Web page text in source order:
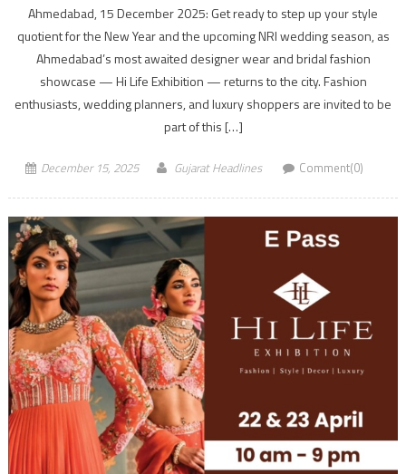
Ahmedabad, 15 December 2025: Get ready to step up your style
quotient for the New Year and the upcoming NRI wedding season, as
Ahmedabad’s most awaited designer wear and bridal fashion
showcase — Hi Life Exhibition — returns to the city. Fashion
enthusiasts, wedding planners, and luxury shoppers are invited to be
part of this […]
December 15, 2025 Gujarat Headlines Comment(0)